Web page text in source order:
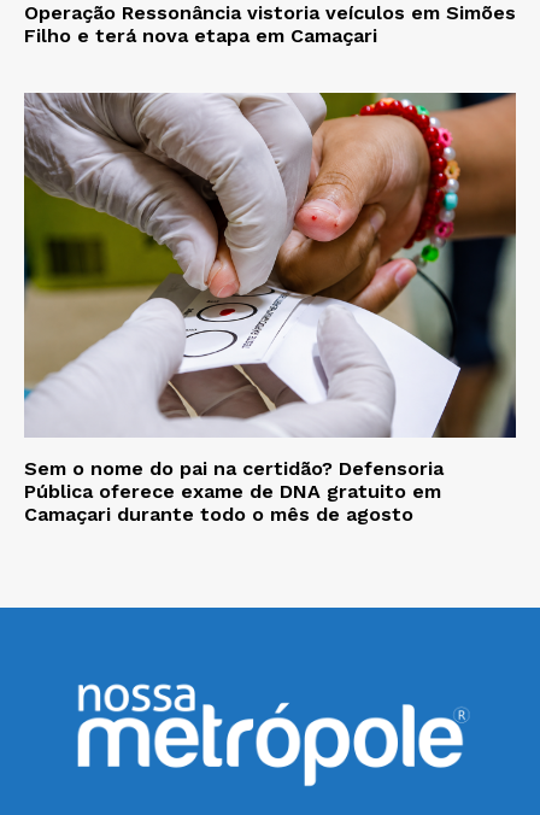
Operação Ressonância vistoria veículos em Simões
Filho e terá nova etapa em Camaçari
Sem o nome do pai na certidão? Defensoria
Pública oferece exame de DNA gratuito em
Camaçari durante todo o mês de agosto